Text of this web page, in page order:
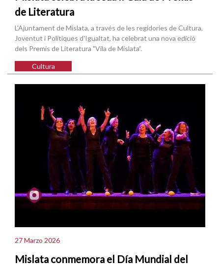
de Literatura
L'Ajuntament de Mislata, a través de les regidories de Cultura,
Joventut i Polítiques d'Igualtat, ha celebrat una nova edició
dels Premis de Literatura "Vila de Mislata”.
Cultura
27 Marzo 2026
Mislata conmemora el Día Mundial del